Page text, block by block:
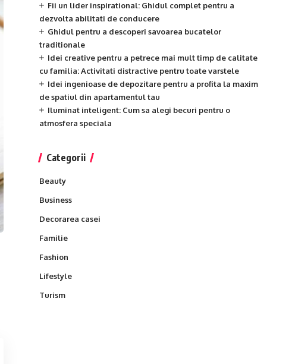
Fii un lider inspirational: Ghidul complet pentru a
dezvolta abilitati de conducere
Ghidul pentru a descoperi savoarea bucatelor
traditionale
Idei creative pentru a petrece mai mult timp de calitate
cu familia: Activitati distractive pentru toate varstele
Idei ingenioase de depozitare pentru a profita la maxim
de spatiul din apartamentul tau
Iluminat inteligent: Cum sa alegi becuri pentru o
atmosfera speciala
Categorii
Beauty
Business
Decorarea casei
Familie
Fashion
Lifestyle
Turism